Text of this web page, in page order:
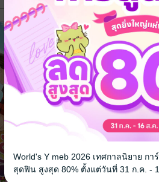
World's Y meb 2026 เทศกาลนิยาย ก
สุดฟิน สูงสุด 80% ตั้งแต่วันที่ 31 ก.ค. -